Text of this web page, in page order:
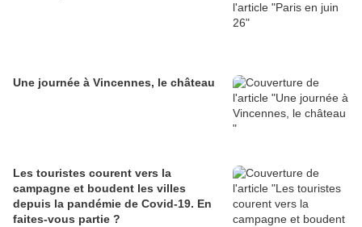
Une journée à Vincennes, le château
Les touristes courent vers la
campagne et boudent les villes
depuis la pandémie de Covid‑19. En
faites‑vous partie ?